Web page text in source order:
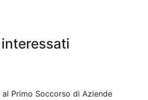
Primo Soccorso di Aziende